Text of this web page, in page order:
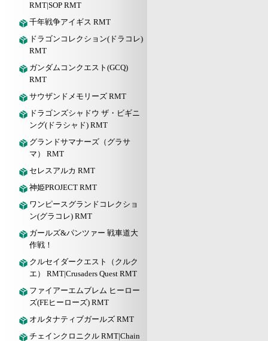
RMT|SOP RMT
千年戦争アイギス RMT
ドラゴンコレクション(ドラコレ)
RMT
ガンダムコンクエスト(GCQ)
RMT
サウザンドメモリーズ RMT
ドラゴンズシャドウ ザ・ビギニ
ング(ドラシャド) RMT
グランドサマナーズ（グラサ
マ） RMT
セレスアルカ RMT
神姫PROJECT RMT
ワンピースグランドコレクショ
ン(グラコレ) RMT
ガールズ&パンツァー 戦車道大
作戦！
クルセイダークエスト（クルク
エ） RMT|Crusaders Quest RMT
ファイアーエムブレム ヒーロー
ズ(FEヒーローズ) RMT
オルタナティブガールズ RMT
チェインクロニクル RMT|Chain